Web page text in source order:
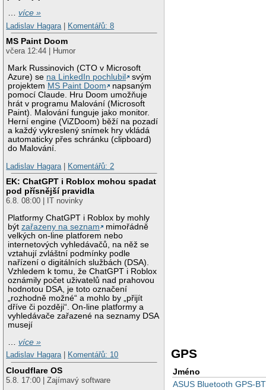
…více »
Ladislav Hagara
Komentářů: 8
MS Paint Doom
včera 12:44 | Humor
Mark Russinovich (CTO v Microsoft
Azure) se na LinkedIn pochlubil
svým
projektem MS Paint Doom
napsaným
pomocí Claude. Hru Doom umožňuje
hrát v programu Malování (Microsoft
Paint). Malování funguje jako monitor.
Herní engine (ViZDoom) běží na pozadí
a každý vykreslený snímek hry vkládá
automaticky přes schránku (clipboard)
do Malování.
Ladislav Hagara
Komentářů: 2
EK: ChatGPT i Roblox mohou spadat
pod přísnější pravidla
6.8. 08:00 | IT novinky
Platformy ChatGPT i Roblox by mohly
býtzařazeny na seznam
mimořádně
velkých on-line platforem nebo
internetových vyhledávačů, na něž se
vztahují zvláštní podmínky podle
nařízení o digitálních službách (DSA).
Vzhledem k tomu, že ChatGPT i Roblox
oznámily počet uživatelů nad prahovou
hodnotou DSA, je toto označení
„rozhodně možné“ a mohlo by „přijít
dříve či později“. On-line platformy a
vyhledávače zařazené na seznamy DSA
musejí
…více »
Ladislav Hagara| Komentářů: 10
Cloudflare OS
5.8. 17:00 | Zajímavý software
GPS
Jméno
ASUS Bluetooth GPS-